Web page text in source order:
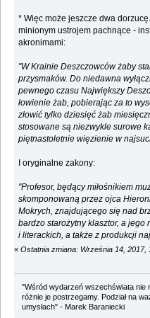
* Więc może jeszcze dwa
minionym ustrojem pachnące -
akronimami:
"W Krainie Deszczowców żaby
przysmaków. Do niedawna
pewnego czasu Największy
łowienie żab, pobierając za to
złowić tylko dziesięć żab
stosowane są niezwykle surowe
piętnastoletnie więzienie w
I oryginalne zakony:
"Profesor, będący miłośnikiem
skomponowaną przez ojca
Mokrych, znajdującego się nad
bardzo starożytny klasztor, a jego
i literackich, a także z produkcji
« Ostatnia zmiana: Września 14, 2017,
"Wśród wydarzeń wszechświata nie
różnie je postrzegamy. Podział na
umysłach" - Marek Baraniecki